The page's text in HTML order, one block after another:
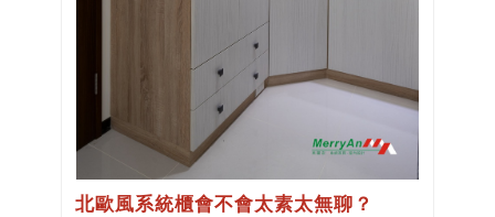
北歐風系統櫃會不會太素太無聊？